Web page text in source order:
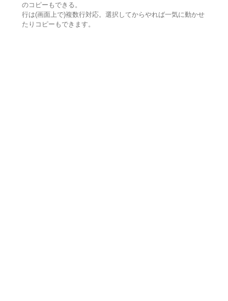
のコピーもできる。
行は(画面上で)複数行対応。選択してからやれば一気に動かせ
たりコピーもできます。